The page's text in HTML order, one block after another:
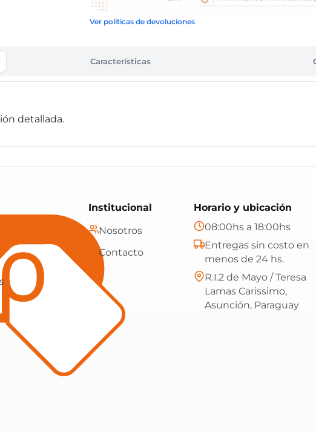
Ver políticas de devoluciones
Características
detallada.
tecnología, hogar y más, con envíos gratis en 24 hs y
Institucional
Nosotros
Contacto
Horario y ubicación
08:00hs a 18:00hs
Entregas sin costo en
menos de 24 hs.
R.I.2 de Mayo / Teresa
Lamas Carissimo,
Asunción, Paraguay